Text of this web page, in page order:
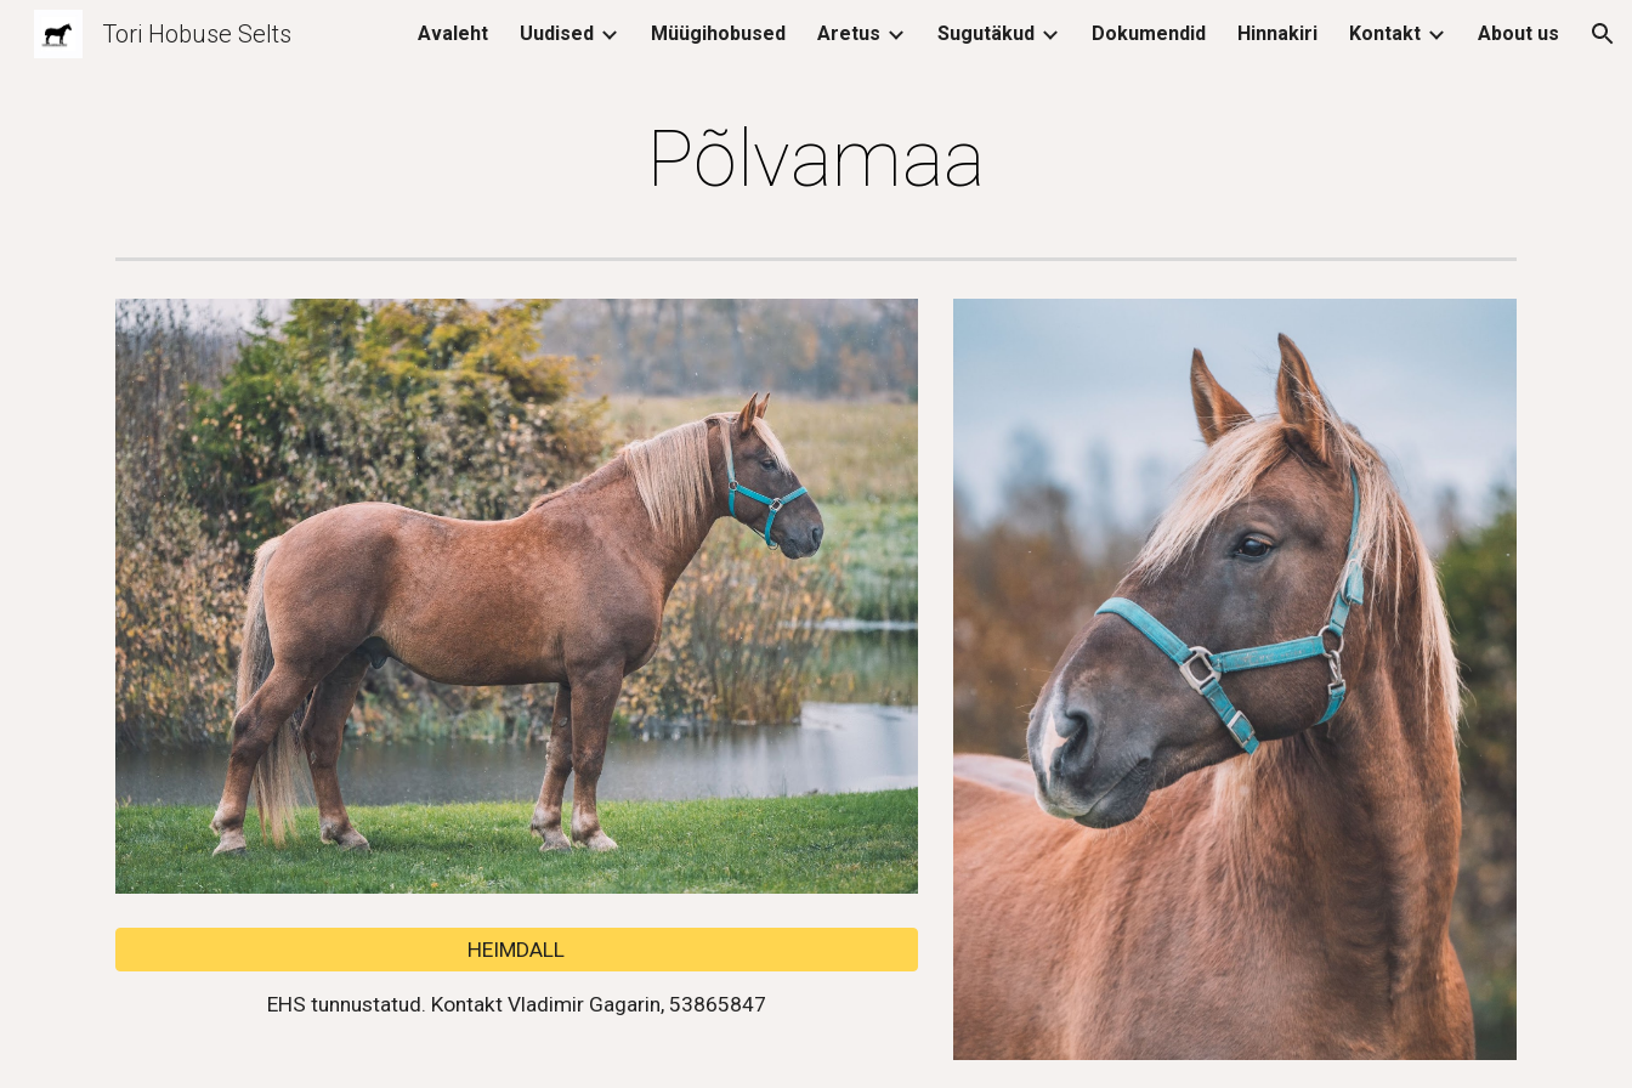
Skip to main content Skip to navigation
Tori Hobuse Selts Avaleht Uudised Müügihobused Aretus Sugutäkud Dokumendid Hinnakiri Kontakt About us
Põlvamaa
HEIMDALL
EHS tunnustatud. Kontakt Vladimir Gagarin, 53865847